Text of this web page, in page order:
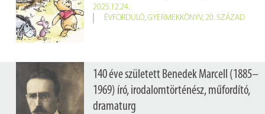
ADATBÁZISOK
BLOG
2025.12.24.
ÉVFORDULÓ, GYERMEKKÖNYV, 20. SZÁZAD
140 éve született Benedek Marcell (1885–
1969) író, irodalomtörténész, műfordító,
dramaturg